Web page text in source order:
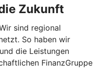
Zukunft
sind regional
So haben wir
die Leistungen
FinanzGruppe